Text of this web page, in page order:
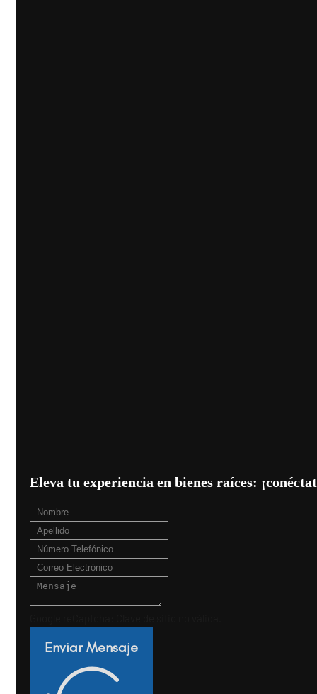
Eleva tu experiencia en bienes raíces:
Enviar Mensaje